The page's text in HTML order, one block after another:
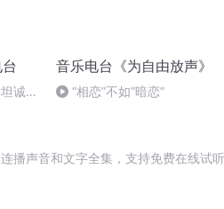
诚@
音乐电台《为自由放声》
“相恋”不如“暗恋”
声音和文字全集，支持免费在线试